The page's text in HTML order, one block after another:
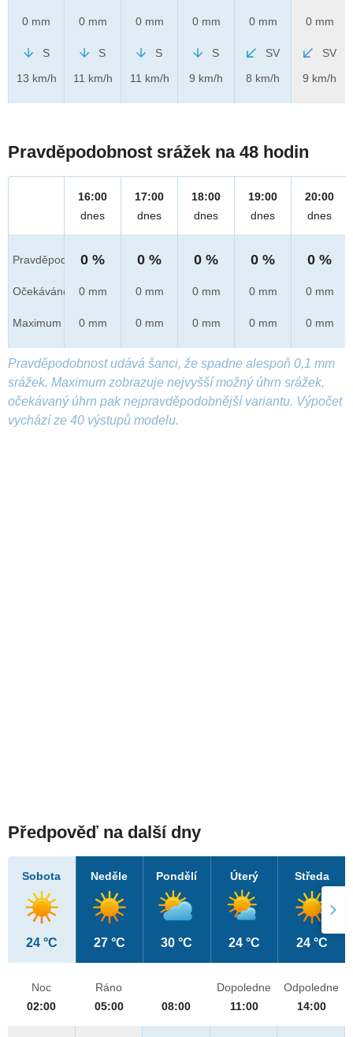
0 mm
S
13 km/h
0 mm
S
11 km/h
0 mm
S
11 km/h
0 mm
S
9 km/h
0 mm
SV
8 km/h
0 mm
SV
9 km/h
Pravděpodobnost srážek na 48 hodin
Pravděpod.
Očekáváno
Maximum
16:00
dnes
0 %
0 mm
0 mm
17:00
dnes
0 %
0 mm
0 mm
18:00
dnes
0 %
0 mm
0 mm
19:00
dnes
0 %
0 mm
0 mm
20:00
dnes
0 %
0 mm
0 mm
Pravděpodobnost udává šanci, že spadne alespoň 0,1 mm
srážek. Maximum zobrazuje nejvyšší možný úhrn srážek,
očekávaný úhrn pak nejpravděpodobnější variantu. Výpočet
vychází ze 40 výstupů modelu.
Předpověď na další dny
Sobota
24 °C
Neděle
27 °C
Pondělí
30 °C
Úterý
24 °C
Středa
24 °C
Noc
02:00
Ráno
05:00
08:00
Dopoledne
11:00
Odpoledne
14:00